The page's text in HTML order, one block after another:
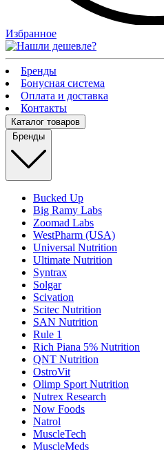
Избранное
Бренды
Бонусная система
Оплата и доставка
Контакты
Каталог товаров
Бренды
Bucked Up
Big Ramy Labs
Zoomad Labs
WestPharm (USA)
Universal Nutrition
Ultimate Nutrition
Syntrax
Solgar
Scivation
Scitec Nutrition
SAN Nutrition
Rule 1
Rich Piana 5% Nutrition
QNT Nutrition
OstroVit
Olimp Sport Nutrition
Nutrex Research
Now Foods
Natrol
MuscleTech
MuscleMeds